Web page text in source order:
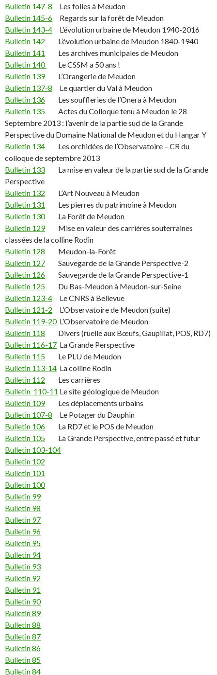
Bulletin 147-8 Les folies à Meudon
Bulletin 145-6 Regards sur la forêt de Meudon
Bulletin 143-4 L’évolution urbaine de Meudon 1940-2016
Bulletin 142 L’évolution urbaine de Meudon 1840-1940
Bulletin 141
Les archives municipales de Meudon
Bulletin 140
Le CSSM a 50 ans !
Bulletin 139L’Orangerie de Meudon
Bulletin 137-8 Le quartier du Val à Meudon
Bulletin 136 Les souffleries de l’Onera à Meudon
Bulletin 135 Actes du Colloque tenu à Meudon le 28
Septembre 2013 : l’avenir de la partie sud de la Grande
Perspective du Domaine National de Meudon et du Hangar Y
Bulletin 134 Les orchidées de l’Observatoire – CR du
colloque de septembre 2013
Bulletin 133 La mise en valeur de la partie sud de la Grande
Perspective
Bulletin 132 L’Art Nouveau à Meudon
Bulletin 131
Les pierres du patrimoine à Meudon
Bulletin 130La Forêt de Meudon
Bulletin 129Mise en valeur des carrières souterraines
classées de la colline Rodin
Bulletin 128 Meudon-la-Forêt
Bulletin 127 Sauvegarde de la Grande Perspective-2
Bulletin 126 Sauvegarde de la Grande Perspective-1
Bulletin 125 Du Bas-Meudon à Meudon-sur-Seine
Bulletin 123-4 Le CNRS à Bellevue
Bulletin 121-2 L’Observatoire de Meudon (suite)
Bulletin 119-20L’Observatoire de Meudon
Bulletin 118 Divers (ruelle aux Bœufs, Gaupillat, POS, RD7)
Bulletin 116-17 La Grande Perspective
Bulletin 115 Le PLU de Meudon
Bulletin 113-14 La colline Rodin
Bulletin 112 Les carrières
Bulletin 110-11 Le site géologique de Meudon
Bulletin 109Les déplacements urbains
Bulletin 107-8 Le Potager du Dauphin
Bulletin 106 La RD7 et le POS de Meudon
Bulletin 105 La Grande Perspective, entre passé et futur
Bulletin 103-104
Bulletin 102
Bulletin 101
Bulletin 100
Bulletin 99
Bulletin 98
Bulletin 97
Bulletin 96
Bulletin 95
Bulletin 94
Bulletin 93
Bulletin 92
Bulletin 91
Bulletin 90
Bulletin 89
Bulletin 88
Bulletin 87
Bulletin 86
Bulletin 85
Bulletin 84